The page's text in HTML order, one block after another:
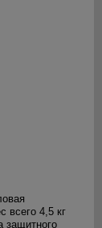
всего 4,5 кг
защитного